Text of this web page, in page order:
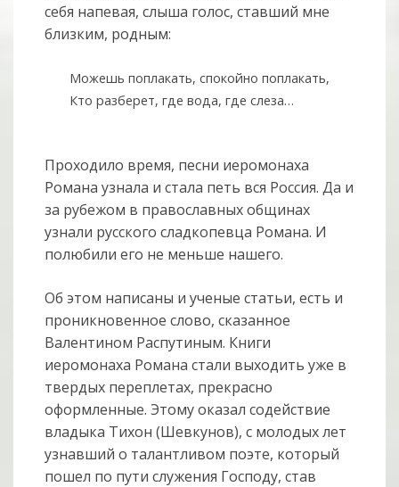
себя напевая, слыша голос, ставший мне
близким, родным:
Можешь поплакать, спокойно поплакать,
Кто разберет, где вода, где слеза…
Проходило время, песни иеромонаха
Романа узнала и стала петь вся Россия. Да и
за рубежом в православных общинах
узнали русского сладкопевца Романа. И
полюбили его не меньше нашего.
Об этом написаны и ученые статьи, есть и
проникновенное слово, сказанное
Валентином Распутиным. Книги
иеромонаха Романа стали выходить уже в
твердых переплетах, прекрасно
оформленные. Этому оказал содействие
владыка Тихон (Шевкунов), с молодых лет
узнавший о талантливом поэте, который
пошел по пути служения Господу, став